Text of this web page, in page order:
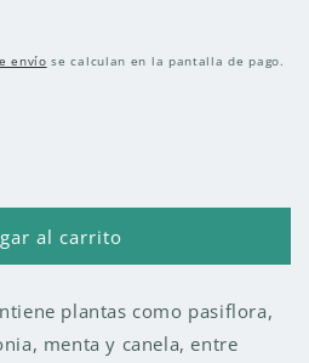
envío se calculan en la pantalla de pago.
al carrito
plantas como pasiflora,
menta y canela, entre